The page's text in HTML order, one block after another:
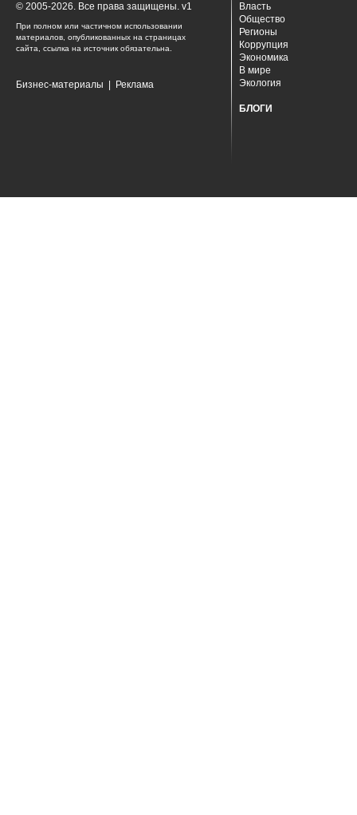
© 2005-2026. Все права защищены. v1
При полном или частичном использовании
материалов, опубликованных на страницах
сайта, ссылка на источник обязательна.
Бизнес-материалы Реклама
Власть
Общество
Регионы
Коррупция
Экономика
В мире
Экология
БЛОГИ